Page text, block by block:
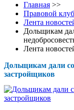
Главная >>
Правовой клуб
Лента
Дольщикам
Лента
Дольщикам дали
застройщиков